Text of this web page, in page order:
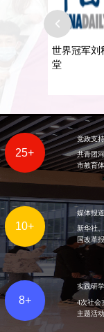
07-06
世界冠军刘
堂
25+
党政支
共青团
市教育
临汾市
开发办
民政府发
才计划
10+
媒体报
新华社
国改革
网、天
地方媒
8+
实践研学
4次社会
主题活